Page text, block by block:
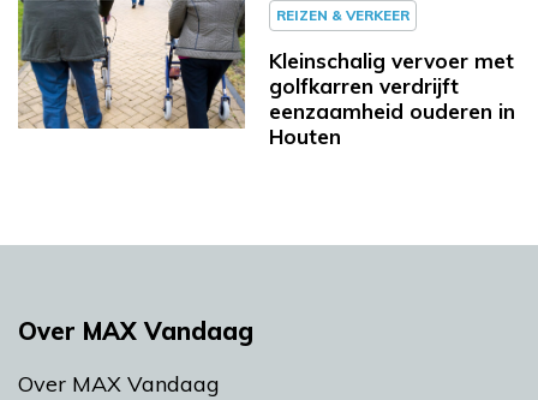
REIZEN & VERKEER
Kleinschalig vervoer met
golfkarren verdrijft
eenzaamheid ouderen in
Houten
Over MAX Vandaag
Over MAX Vandaag